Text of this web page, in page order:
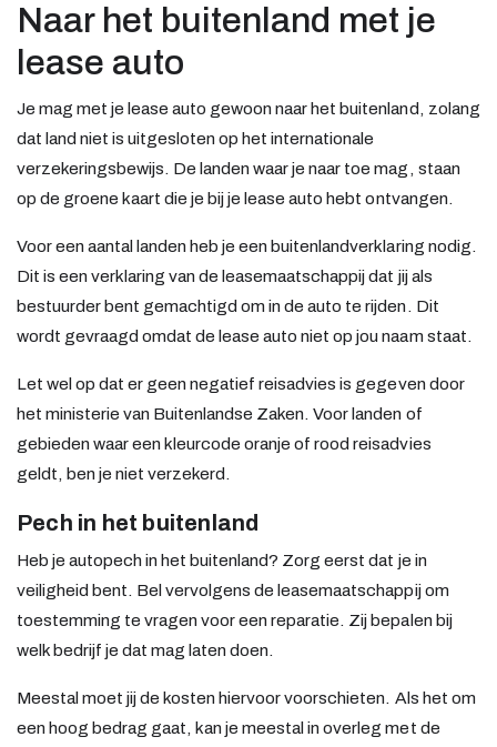
Naar het buitenland met je
lease auto
Je mag met je lease auto gewoon naar het buitenland, zolang
dat land niet is uitgesloten op het internationale
verzekeringsbewijs. De landen waar je naar toe mag, staan
op de groene kaart die je bij je lease auto hebt ontvangen.
Voor een aantal landen heb je een buitenlandverklaring nodig.
Dit is een verklaring van de leasemaatschappij dat jij als
bestuurder bent gemachtigd om in de auto te rijden. Dit
wordt gevraagd omdat de lease auto niet op jou naam staat.
Let wel op dat er geen negatief reisadvies is gegeven door
het ministerie van Buitenlandse Zaken. Voor landen of
gebieden waar een kleurcode oranje of rood reisadvies
geldt, ben je niet verzekerd.
Pech in het buitenland
Heb je autopech in het buitenland? Zorg eerst dat je in
veiligheid bent. Bel vervolgens de leasemaatschappij om
toestemming te vragen voor een reparatie. Zij bepalen bij
welk bedrijf je dat mag laten doen.
Meestal moet jij de kosten hiervoor voorschieten. Als het om
een hoog bedrag gaat, kan je meestal in overleg met de